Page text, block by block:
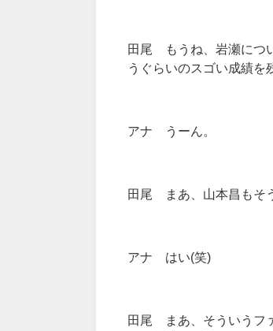
田尾 もうね、岩瀬につ
うぐらいのスゴい成績を
アナ うーん。
田尾 まあ、山本昌もそ
アナ はい(笑)
田尾 まあ、そういうフ